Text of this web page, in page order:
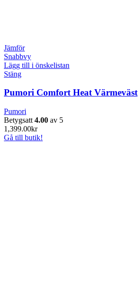
Jämför
Snabbvy
Lägg till i önskelistan
Stäng
Pumori Comfort Heat Värmeväst
Pumori
Betygsatt 4.00 av 5
1,399.00kr
Gå till butik!